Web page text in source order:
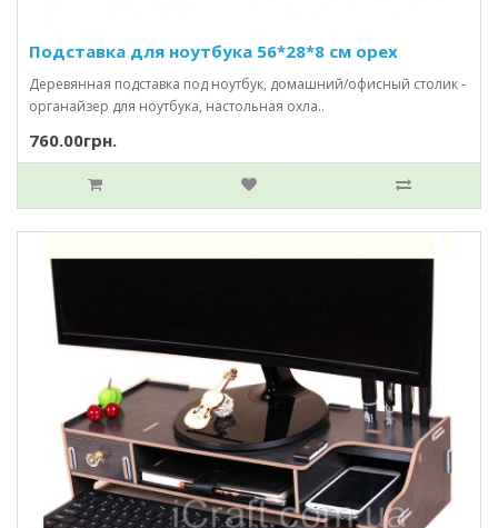
Подставка для ноутбука 56*28*8 см орех
Деревянная подставка под ноутбук, домашний/офисный столик -
органайзер для ноутбука, настольная охла..
760.00грн.